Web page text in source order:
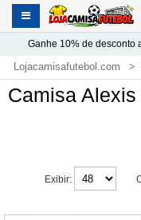
Ganhe 10%de desconto
Lojacamisafutebol.com
Camisa
Exibir: